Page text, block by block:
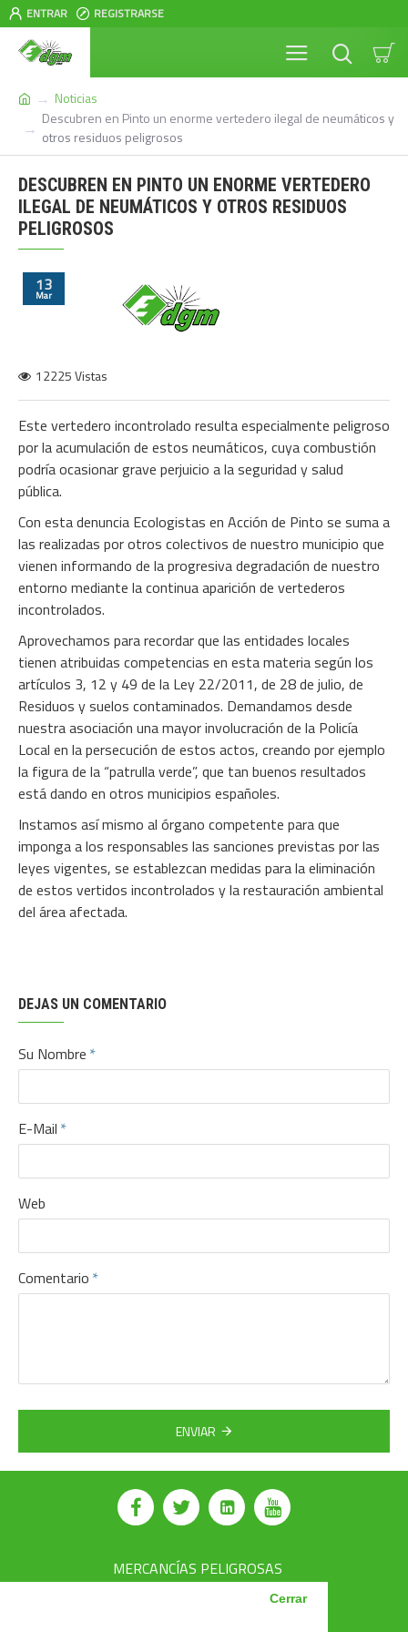
Cerrar
ENTRAR REGISTRARSE
Noticias
Descubren en Pinto un enorme vertedero ilegal de neumáticos y
otros residuos peligrosos
DESCUBREN EN PINTO UN ENORME VERTEDERO
ILEGAL DE NEUMÁTICOS Y OTROS RESIDUOS
PELIGROSOS
13
Mar
12225 Vistas
Este vertedero incontrolado resulta especialmente peligroso
por la acumulación de estos neumáticos, cuya combustión
podría ocasionar grave perjuicio a la seguridad y salud
pública.
Con esta denuncia Ecologistas en Acción de Pinto se suma a
las realizadas por otros colectivos de nuestro municipio que
vienen informando de la progresiva degradación de nuestro
entorno mediante la continua aparición de vertederos
incontrolados.
Aprovechamos para recordar que las entidades locales
tienen atribuidas competencias en esta materia según los
artículos 3, 12 y 49 de la Ley 22/2011, de 28 de julio, de
Residuos y suelos contaminados. Demandamos desde
nuestra asociación una mayor involucración de la Policía
Local en la persecución de estos actos, creando por ejemplo
la figura de la “patrulla verde”, que tan buenos resultados
está dando en otros municipios españoles.
Instamos así mismo al órgano competente para que
imponga a los responsables las sanciones previstas por las
leyes vigentes, se establezcan medidas para la eliminación
de estos vertidos incontrolados y la restauración ambiental
del área afectada.
DEJAS UN COMENTARIO
Su Nombre
E-Mail
Web
Comentario
ENVIAR
MERCANCÍAS PELIGROSAS